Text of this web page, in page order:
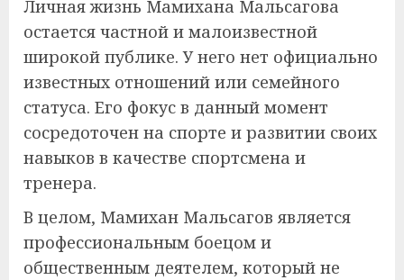
Личная жизнь Мамихана Мальсагова
остается частной и малоизвестной
широкой публике. У него нет официально
известных отношений или семейного
статуса. Его фокус в данный момент
сосредоточен на спорте и развитии своих
навыков в качестве спортсмена и
тренера.
В целом, Мамихан Мальсагов является
профессиональным боецом и
общественным деятелем, который не